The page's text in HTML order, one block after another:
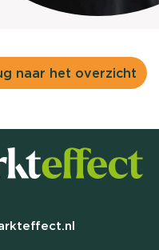
naar het overzicht